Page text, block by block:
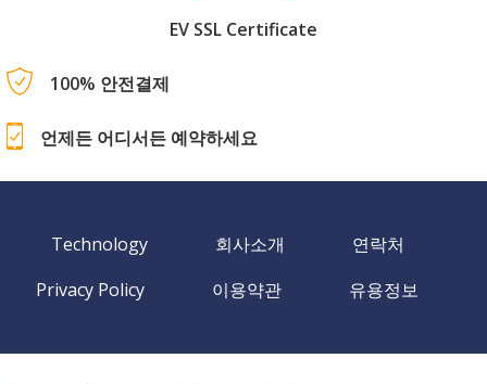
EV SSL Certificate
100% 안전결제
언제든 어디서든 예약하세요
Technology 회사소개
연락처
Privacy Policy
이용약관 유용정보